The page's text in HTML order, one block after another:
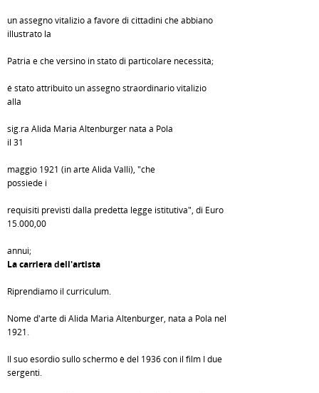
un assegno vitalizio a favore di cittadini che abbiano
illustrato la
Patria e che versino in stato di particolare necessità;
é stato attribuito un assegno straordinario vitalizio
alla
sig.ra Alida Maria Altenburger nata a Pola
il 31
maggio 1921 (in arte Alida Valli), "che
possiede i
requisiti previsti dalla predetta legge istitutiva", di Euro
15.000,00
annui;
La carriera dell'artista
Riprendiamo il curriculum.
Nome d'arte di Alida Maria Altenburger, nata a Pola nel
1921.
Il suo esordio sullo schermo è del 1936 con il film I due
sergenti.